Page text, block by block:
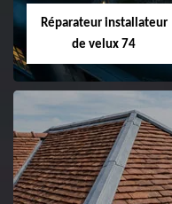
Réparateur installateur
de velux 74